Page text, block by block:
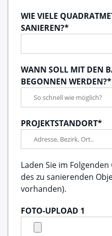
WIE VIELE
SANIEREN?*
WANN SOLL MIT DEN
BEGONNEN WERDEN?*
PROJEKTSTANDORT*
Laden Sie im
des zu sanierenden
vorhanden).
FOTO-UPLOAD 1